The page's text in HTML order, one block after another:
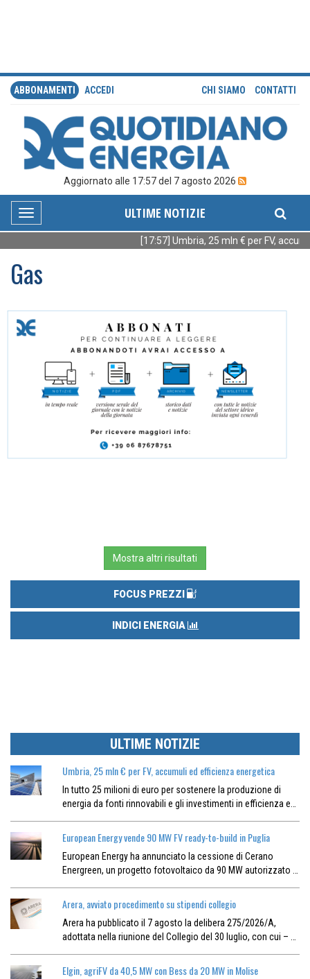
ABBONAMENTI ACCEDI CHI SIAMO CONTATTI
Aggiornato alle 17:57 del 7 agosto 2026
Toggle
navigation
ULTIME NOTIZIE
[17:57] Umbria, 25 mln € per FV,
Gas
Mostra altri risultati
FOCUS PREZZI
INDICI ENERGIA
ULTIME NOTIZIE
Umbria, 25 mln € per FV, accumuli ed efficienza energetica
In tutto 25 milioni di euro per sostenere la produzione di
energia da fonti rinnovabili e gli investimenti in efficienza e…
European Energy vende 90 MW FV ready-to-build in Puglia
European Energy ha annunciato la cessione di Cerano
Energreen, un progetto fotovoltaico da 90 MW autorizzato …
Arera, avviato procedimento su stipendi collegio
Arera ha pubblicato il 7 agosto la delibera 275/2026/A,
adottata nella riunione del Collegio del 30 luglio, con cui – …
Elgin, agriFV da 40,5 MW con Bess da 20 MW in Molise